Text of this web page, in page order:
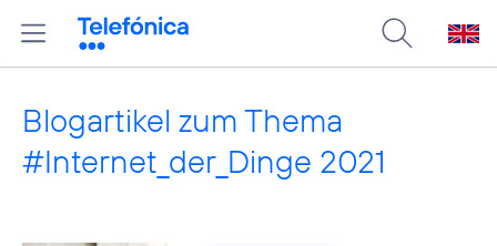
Blogartikel zum Thema
#Internet_der_Dinge 2021